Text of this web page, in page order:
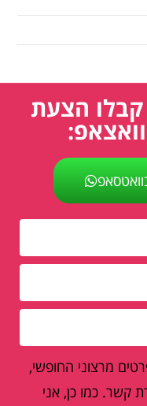
קבלו הצעת
מרצוני החופשי,
קשר. כמו כן, אני